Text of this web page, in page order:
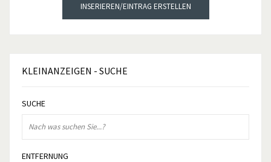
INSERIEREN/EINTRAG ERSTELLEN
KLEINANZEIGEN - SUCHE
SUCHE
ENTFERNUNG